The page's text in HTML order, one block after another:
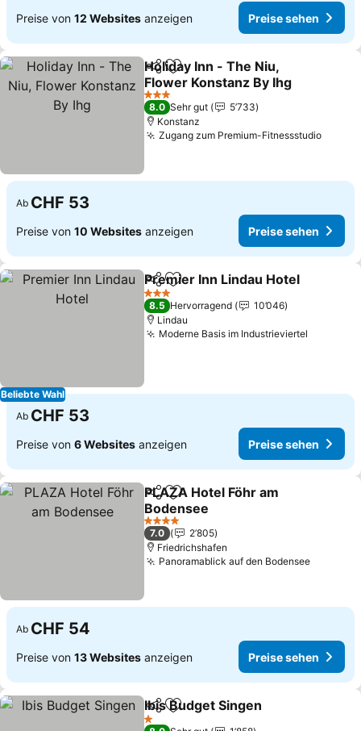
Preise von 12 Websites anzeigen Preise sehen
TeilenZu Favoriten hinzufügen
Holiday Inn - The Niu,
Flower Konstanz By Ihg
3 Sterne
8.0 Sehr gut
5’733
Konstanz
Zugang zum Premium-Fitnessstudio
Ab CHF 53
Preise von 10 Websites anzeigen Preise sehen
Beliebte Wahl
TeilenZu Favoriten hinzufügen
Premier Inn Lindau Hotel
3 Sterne
8.5 Hervorragend
10’046
Lindau
Moderne Basis im Industrieviertel
Ab CHF 53
Preise von 6 Websites anzeigen Preise sehen
TeilenZu Favoriten hinzufügen
PLAZA Hotel Föhr am
Bodensee
4 Sterne
7.0
2’805
Friedrichshafen
Panoramablick auf den Bodensee
Ab CHF 54
Preise von 13 Websites anzeigen Preise sehen
TeilenZu Favoriten hinzufügen
Ibis Budget Singen
1 Sterne